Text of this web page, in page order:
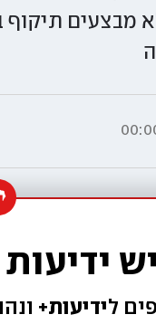
לא מבצעים
יש
לידיעות+